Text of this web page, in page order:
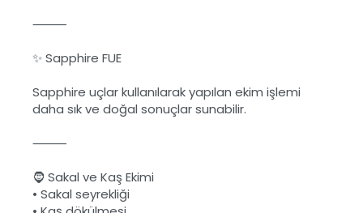
⸻
✨ Sapphire FUE
Sapphire uçlar kullanılarak yapılan ekim işlemi
daha sık ve doğal sonuçlar sunabilir.
⸻
🧔 Sakal ve Kaş Ekimi
• Sakal seyrekliği